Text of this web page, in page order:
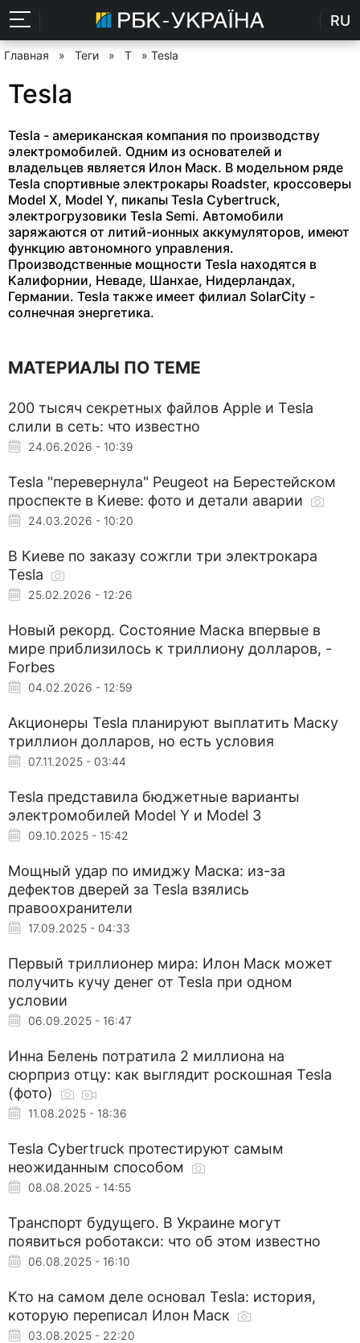
RU
Главная » Теги » T » Tesla
Tesla
Tesla - американская компания по производству
электромобилей. Одним из основателей и
владельцев является Илон Маск. В модельном ряде
Tesla спортивные электрокары Roadster, кроссоверы
Model Х, Model Y, пикапы Tesla Cybertruck,
электрогрузовики Tesla Semi. Автомобили
заряжаются от литий-ионных аккумуляторов, имеют
функцию автономного управления.
Производственные мощности Tesla находятся в
Калифорнии, Неваде, Шанхае, Нидерландах,
Германии. Tesla также имеет филиал SolarCity -
солнечная энергетика.
МАТЕРИАЛЫ ПО ТЕМЕ
200 тысяч секретных файлов Apple и Tesla
слили в сеть: что известно
24.06.2026 - 10:39
Tesla "перевернула" Peugeot на Берестейском
проспекте в Киеве: фото и детали аварии
24.03.2026 - 10:20
В Киеве по заказу сожгли три электрокара
Tesla
25.02.2026 - 12:26
Новый рекорд. Состояние Маска впервые в
мире приблизилось к триллиону долларов, -
Forbes
04.02.2026 - 12:59
Акционеры Tesla планируют выплатить Маску
триллион долларов, но есть условия
07.11.2025 - 03:44
Tesla представила бюджетные варианты
электромобилей Model Y и Model 3
09.10.2025 - 15:42
Мощный удар по имиджу Маска: из-за
дефектов дверей за Tesla взялись
правоохранители
17.09.2025 - 04:33
Первый триллионер мира: Илон Маск может
получить кучу денег от Tesla при одном
условии
06.09.2025 - 16:47
Инна Белень потратила 2 миллиона на
сюрприз отцу: как выглядит роскошная Tesla
(фото)
11.08.2025 - 18:36
Tesla Cybertruck протестируют самым
неожиданным способом
08.08.2025 - 14:55
Транспорт будущего. В Украине могут
появиться роботакси: что об этом известно
06.08.2025 - 16:10
Кто на самом деле основал Tesla: история,
которую переписал Илон Маск
03.08.2025 - 22:20